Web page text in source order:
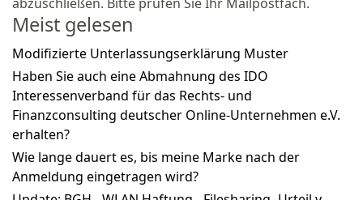
Meist gelesen
Modifizierte Unterlassungserklärung Muster
Haben Sie auch eine Abmahnung des IDO
Interessenverband für das Rechts- und
Finanzconsulting deutscher Online-Unternehmen e.V.
erhalten?
Wie lange dauert es, bis meine Marke nach der
Anmeldung eingetragen wird?